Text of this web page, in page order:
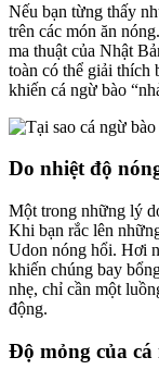
Nếu bạn từng thấy
trên các món ăn
ma thuật của Nhật
toàn có thể giải thích
khiến cá ngừ bào
Do nhiệt độ
Một trong những lý
Khi bạn rắc lên
Udon nóng hổi. Hơi
khiến chúng bay
nhẹ, chỉ cần một
động.
Độ mỏng của cá